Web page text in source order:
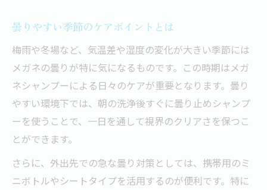
曇りやすい季節のケアポイントとは
梅雨や冬場など、気温差や湿度の変化が大きい季節には
メガネの曇りが特に気になるものです。この時期はメガ
ネシャンプーによる日々のケアが重要となります。曇り
やすい環境下では、朝の洗浄後すぐに曇り止めシャンプ
ーを使うことで、一日を通して視界のクリアさを保つこ
とができます。
さらに、外出先での急な曇り対策としては、携帯用のミ
ニボトルやシートタイプを活用するのが便利です。特に